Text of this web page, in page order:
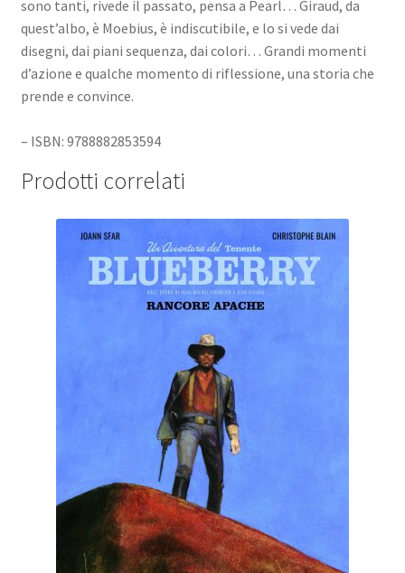
sono tanti, rivede il passato, pensa a Pearl… Giraud, da
quest’albo, è Moebius, è indiscutibile, e lo si vede dai
disegni, dai piani sequenza, dai colori… Grandi momenti
d’azione e qualche momento di riflessione, una storia che
prende e convince.
– ISBN: 9788882853594
Prodotti correlati